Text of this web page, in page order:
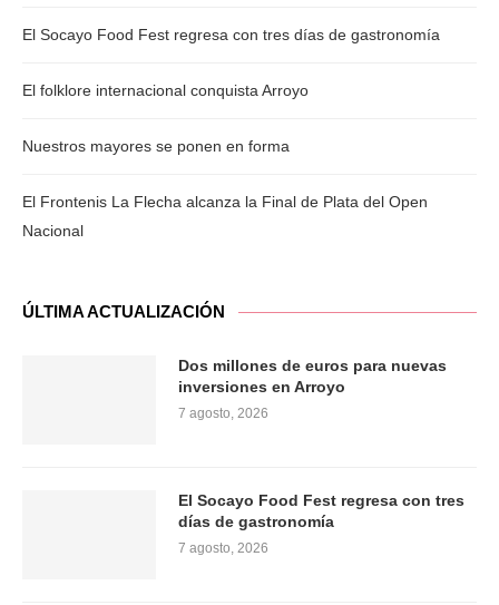
El Socayo Food Fest regresa con tres días de gastronomía
El folklore internacional conquista Arroyo
Nuestros mayores se ponen en forma
El Frontenis La Flecha alcanza la Final de Plata del Open
Nacional
ÚLTIMA ACTUALIZACIÓN
Dos millones de euros para nuevas
inversiones en Arroyo
7 agosto, 2026
El Socayo Food Fest regresa con tres
días de gastronomía
7 agosto, 2026